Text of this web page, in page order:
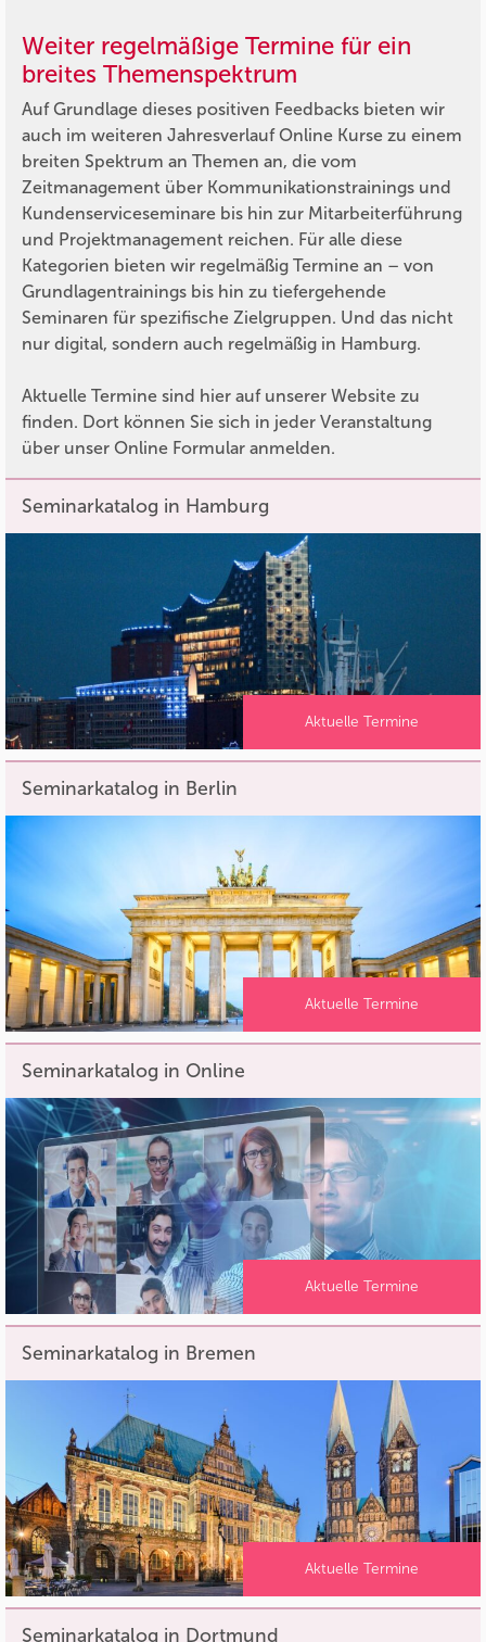
Weiter regelmäßige Termine für ein
breites Themenspektrum
Auf Grundlage dieses positiven Feedbacks bieten wir
auch im weiteren Jahresverlauf Online Kurse zu einem
breiten Spektrum an Themen an, die vom
Zeitmanagement über Kommunikationstrainings und
Kundenserviceseminare bis hin zur Mitarbeiterführung
und Projektmanagement reichen. Für alle diese
Kategorien bieten wir regelmäßig Termine an – von
Grundlagentrainings bis hin zu tiefergehende
Seminaren für spezifische Zielgruppen. Und das nicht
nur digital, sondern auch regelmäßig in Hamburg.
Aktuelle Termine sind hier auf unserer Website zu
finden. Dort können Sie sich in jeder Veranstaltung
über unser Online Formular anmelden.
Seminarkatalog in Hamburg
Aktuelle Termine
Seminarkatalog in Berlin
Aktuelle Termine
Seminarkatalog in Online
Aktuelle Termine
Seminarkatalog in Bremen
Aktuelle Termine
Seminarkatalog in Dortmund